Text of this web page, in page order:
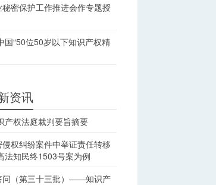
密保护工作推进会作专题授
“50位50岁以下知识产权精
资讯
产权法庭裁判要旨摘要
权纠纷案件中举证责任转移
知民终1503号案为例
问（第三十三批）——知识产